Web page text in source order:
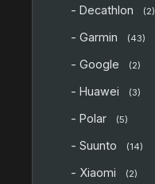
- Decathlon (2)
- Garmin (43)
- Google (2)
- Huawei (3)
- Polar (5)
- Suunto (14)
- Xiaomi (2)